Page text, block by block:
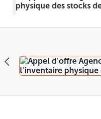
et non bâtis
avis d'appel d'offres
que les articles : 42,
les entreprises